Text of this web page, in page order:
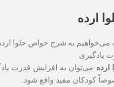
ارده
به شرح خواص حلوا ارده
یادگیری
می‌توان به افزایش قدرت
کودکان مفید واقع شود.